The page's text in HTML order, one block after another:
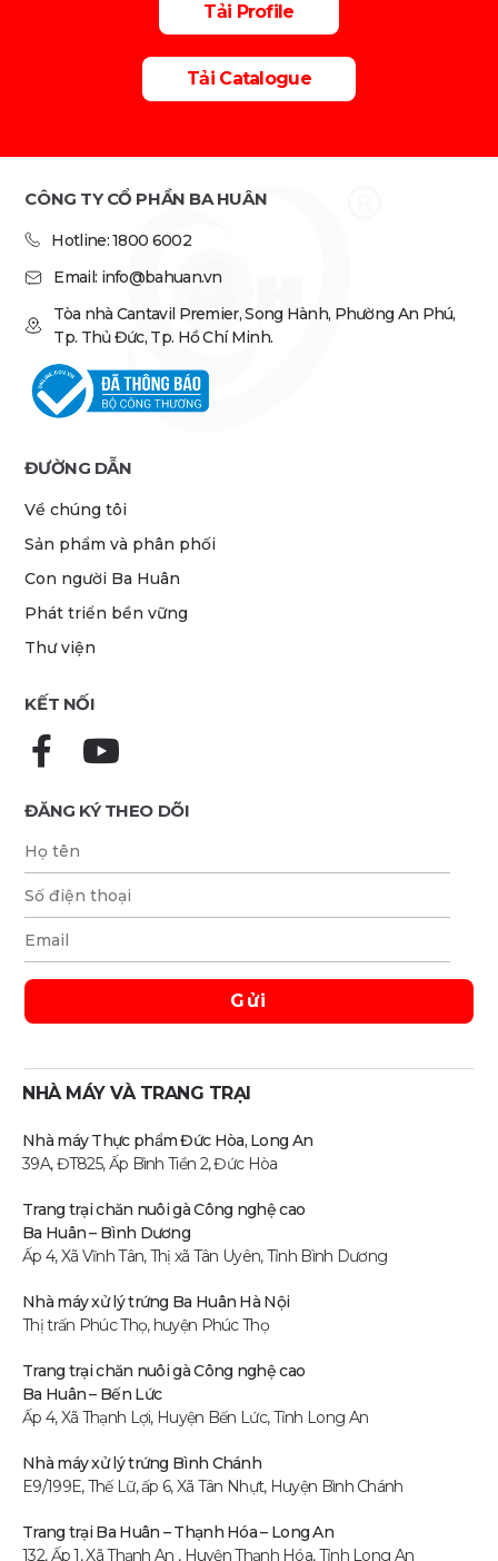
Tải Profile
Tải Catalogue
CÔNG TY CỔ PHẦN BA HUÂN
Hotline: 1800 6002
Email: info@bahuan.vn
Tòa nhà Cantavil Premier, Song Hành, Phường An Phú,
Tp. Thủ Đức, Tp. Hồ Chí Minh.
ĐƯỜNG DẪN
Về chúng tôi
Sản phẩm và phân phối
Con người Ba Huân
Phát triển bền vững
Thư viện
KẾT NỐI
ĐĂNG KÝ THEO DÕI
NHÀ MÁY VÀ TRANG TRẠI
Nhà máy Thực phẩm Đức Hòa, Long An
39A, ĐT825, Ấp Bình Tiền 2, Đức Hòa
Trang trại chăn nuôi gà Công nghệ cao
Ba Huân – Bình Dương
Ấp 4, Xã Vĩnh Tân, Thị xã Tân Uyên, Tỉnh Bình Dương
Nhà máy xử lý trứng Ba Huân Hà Nội
Thị trấn Phúc Thọ, huyện Phúc Thọ
Trang trại chăn nuôi gà Công nghệ cao
Ba Huân – Bến Lức
Ấp 4, Xã Thạnh Lợi, Huyện Bến Lức, Tỉnh Long An
Nhà máy xử lý trứng Bình Chánh
E9/199E, Thế Lữ, ấp 6, Xã Tân Nhựt, Huyện Bình Chánh
Trang trại Ba Huân – Thạnh Hóa – Long An
132, Ấp 1, Xã Thạnh An , Huyện Thạnh Hóa, Tỉnh Long An